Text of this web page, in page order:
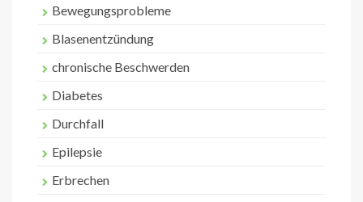
Bewegungsprobleme
Blasenentzündung
chronische Beschwerden
Diabetes
Durchfall
Epilepsie
Erbrechen